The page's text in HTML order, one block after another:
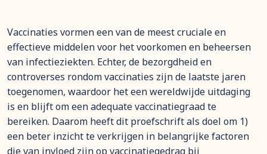
Vaccinaties vormen een van de meest cruciale en
effectieve middelen voor het voorkomen en beheersen
van infectieziekten. Echter, de bezorgdheid en
controverses rondom vaccinaties zijn de laatste jaren
toegenomen, waardoor het een wereldwijde uitdaging
is en blijft om een adequate vaccinatiegraad te
bereiken. Daarom heeft dit proefschrift als doel om 1)
een beter inzicht te verkrijgen in belangrijke factoren
die van invloed zijn op vaccinatiegedrag bij